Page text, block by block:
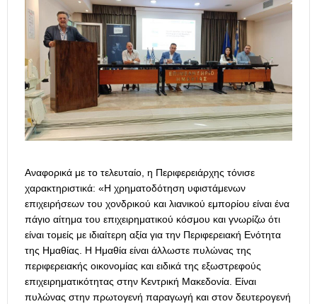
Αναφορικά με το τελευταίο, η Περιφερειάρχης τόνισε
χαρακτηριστικά: «Η χρηματοδότηση υφιστάμενων
επιχειρήσεων του χονδρικού και λιανικού εμπορίου είναι ένα
πάγιο αίτημα του επιχειρηματικού κόσμου και γνωρίζω ότι
είναι τομείς με ιδιαίτερη αξία για την Περιφερειακή Ενότητα
της Ημαθίας. Η Ημαθία είναι άλλωστε πυλώνας της
περιφερειακής οικονομίας και ειδικά της εξωστρεφούς
επιχειρηματικότητας στην Κεντρική Μακεδονία. Είναι
πυλώνας στην πρωτογενή παραγωγή και στον δευτερογενή